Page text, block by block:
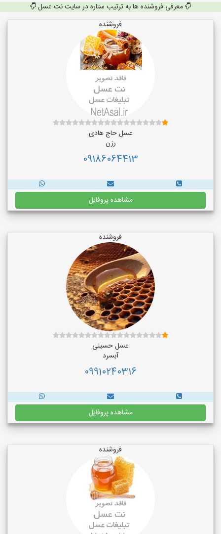
معرفی فروشنده ها به ترتیب ستاره در سایت نت عسل
فروشنده
عسل حاج هادی
رزن
09186064413
مشاهده پروفایل
فروشنده
عسل حسینی
آبسرد
09910240316
مشاهده پروفایل
فروشنده